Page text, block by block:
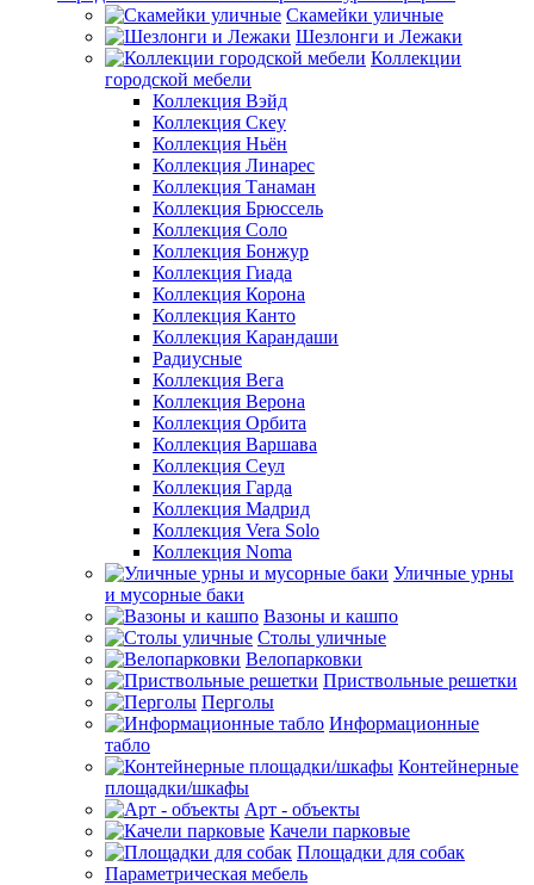
Скамейки уличные
Шезлонги и Лежаки
Коллекции
городской мебели
Коллекция Вэйд
Коллекция Скеу
Коллекция Ньён
Коллекция Линарес
Коллекция Танаман
Коллекция Брюссель
Коллекция Соло
Коллекция Бонжур
Коллекция Гиада
Коллекция Корона
Коллекция Канто
Коллекция Карандаши
Радиусные
Коллекция Вега
Коллекция Верона
Коллекция Орбита
Коллекция Варшава
Коллекция Сеул
Коллекция Гарда
Коллекция Мадрид
Коллекция Vera Solo
Коллекция Noma
Уличные урны
и мусорные баки
Вазоны и кашпо
Столы уличные
Велопарковки
Приствольные решетки
Перголы
Информационные
табло
Контейнерные
площадки/шкафы
Арт - объекты
Качели парковые
Площадки для собак
Параметрическая мебель